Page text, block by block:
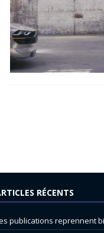
RÉCENTS
publications reprennent